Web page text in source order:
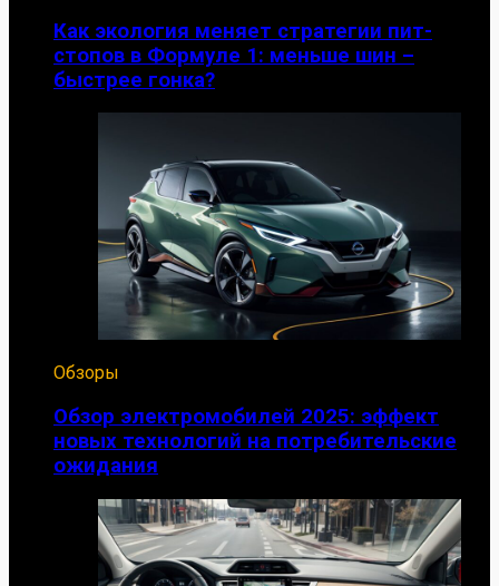
Как экология меняет стратегии пит-
стопов в Формуле 1: меньше шин –
быстрее гонка?
Обзоры
Обзор электромобилей 2025: эффект
новых технологий на потребительские
ожидания